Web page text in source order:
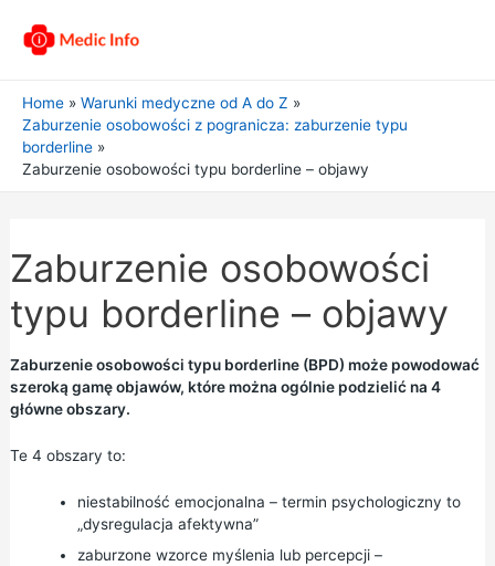
Home
Warunki medyczne od A do Z
Zaburzenie osobowości z pogranicza: zaburzenie typu
borderline
Zaburzenie osobowości typu borderline – objawy
Zaburzenie osobowości
typu borderline – objawy
Zaburzenie osobowości typu borderline (BPD) może powodować
szeroką gamę objawów, które można ogólnie podzielić na 4
główne obszary.
Te 4 obszary to:
niestabilność emocjonalna – termin psychologiczny to
„dysregulacja afektywna”
zaburzone wzorce myślenia lub percepcji –